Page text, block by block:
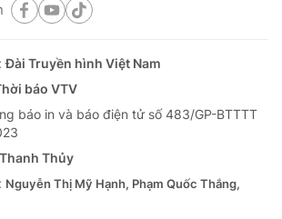
Đài Truyền hình Việt Nam
báo VTV
báo in và báo điện tử số 483/GP-BTTTT
Thủy
Nguyễn Thị Mỹ Hạnh, Phạm Quốc Thắng,